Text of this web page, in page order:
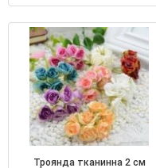
троянда тканинна 2 см